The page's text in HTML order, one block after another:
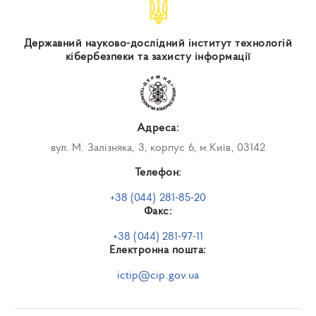
Державний науково-дослідний інститут технологій
кібербезпеки та захисту інформації
Адреса:
вул. М. Залізняка, 3, корпус 6, м.Київ, 03142
Телефон:
+38 (044) 281-85-20
Факс:
+38 (044) 281-97-11
Електронна пошта:
ictip@cip.gov.ua